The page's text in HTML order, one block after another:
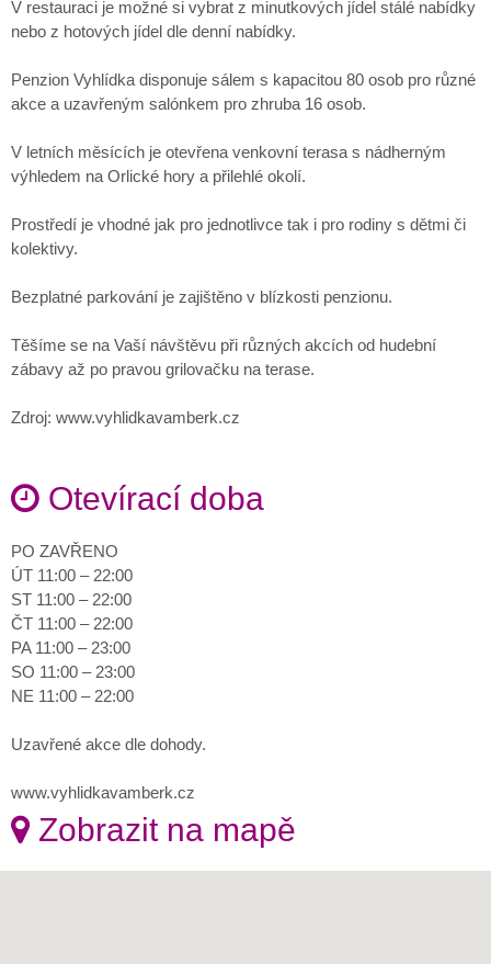
V restauraci je možné si vybrat z minutkových jídel stálé nabídky
nebo z hotových jídel dle denní nabídky.
Penzion Vyhlídka disponuje sálem s kapacitou 80 osob pro různé
akce a uzavřeným salónkem pro zhruba 16 osob.
V letních měsících je otevřena venkovní terasa s nádherným
výhledem na Orlické hory a přilehlé okolí.
Prostředí je vhodné jak pro jednotlivce tak i pro rodiny s dětmi či
kolektivy.
Bezplatné parkování je zajištěno v blízkosti penzionu.
Těšíme se na Vaší návštěvu při různých akcích od hudební
zábavy až po pravou grilovačku na terase.
Zdroj: www.vyhlidkavamberk.cz
Otevírací doba
PO ZAVŘENO
ÚT 11:00 – 22:00
ST 11:00 – 22:00
ČT 11:00 – 22:00
PA 11:00 – 23:00
SO 11:00 – 23:00
NE 11:00 – 22:00
Uzavřené akce dle dohody.
www.vyhlidkavamberk.cz
Zobrazit na mapě